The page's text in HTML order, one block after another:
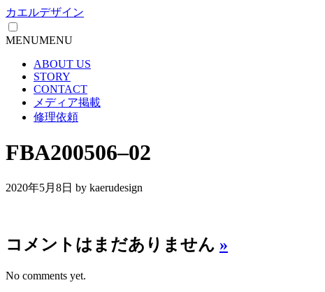
カエルデザイン
MENUMENU
ABOUT US
STORY
CONTACT
メディア掲載
修理依頼
FBA200506–02
2020年5月8日 by kaerudesign
コメントはまだありません »
No comments yet.